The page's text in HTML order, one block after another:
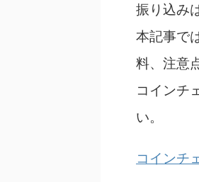
振り込み
本記事で
料、注意
コインチ
い。
コインチ